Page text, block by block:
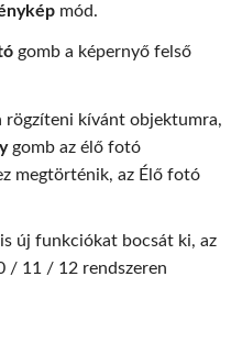
mód.
gomb a képernyő felső
rögzíteni kívánt objektumra,
gomb az élő fotó
megtörténik, az Élő fotó
új funkciókat bocsát ki, az
/ 11 / 12 rendszeren